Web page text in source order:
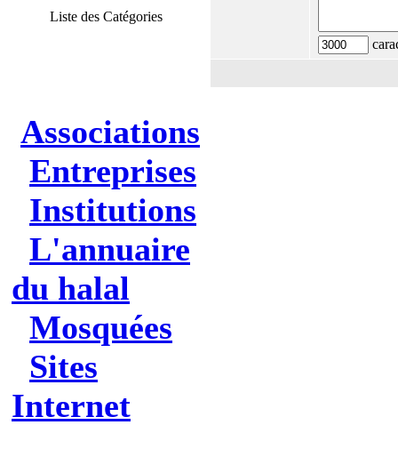
Liste des Catégories
Associations
Entreprises
Institutions
L'annuaire
du halal
Mosquées
Sites
Internet